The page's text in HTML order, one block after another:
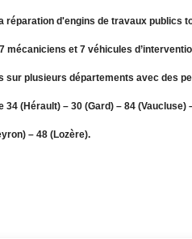
réparation d'engins de travaux publics
mécaniciens et 7 véhicules
sur plusieurs départements avec des
34 (Hérault) – 30 (Gard) – 84
– 48 (Lozère).